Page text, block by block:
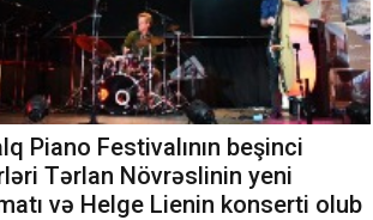
Piano Festivalının beşinci
Tərlan Növrəslinin yeni
və Helge Lienin konserti olub